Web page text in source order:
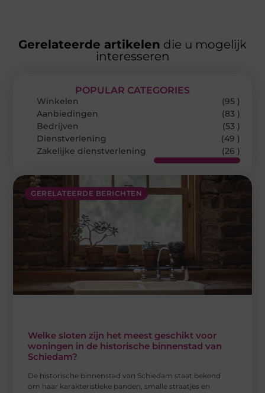
Gerelateerde artikelen die u mogelijk
interesseren
GERELATEERDE BERICHTEN
Welke sloten zijn het meest geschikt voor
woningen in de historische binnenstad van
Schiedam?
De historische binnenstad van Schiedam staat bekend
om haar karakteristieke panden, smalle straatjes en
POPULAR CATEGORIES
Winkelen
(95 )
Aanbiedingen
(83 )
Bedrijven
(53 )
Dienstverlening
(49 )
Zakelijke dienstverlening
(26 )